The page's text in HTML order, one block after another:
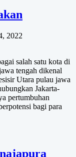
2022
salah satu kota di
tengah dikenal
Utara pulau jawa
Jakarta-
pertumbuhan
bagi para